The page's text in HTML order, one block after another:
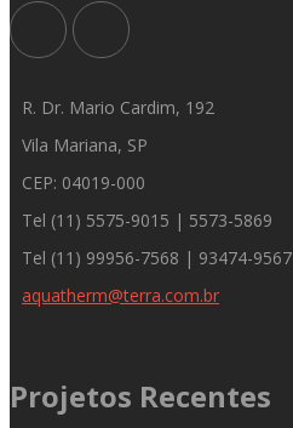
R. Dr. Mario Cardim, 192
Vila Mariana, SP
CEP: 04019-000
Tel (11) 5575-9015 | 5573-5869
Tel (11) 99956-7568 | 93474-9567
aquatherm@terra.com.br
Projetos Recentes